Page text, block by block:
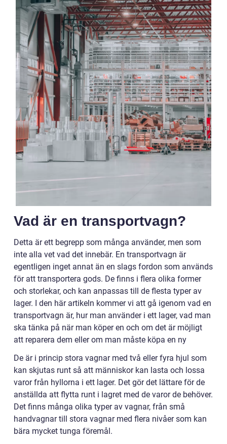
Vad är en transportvagn?
Detta är ett begrepp som många använder, men som
inte alla vet vad det innebär. En transportvagn är
egentligen inget annat än en slags fordon som används
för att transportera gods. De finns i flera olika former
och storlekar, och kan anpassas till de flesta typer av
lager. I den här artikeln kommer vi att gå igenom vad en
transportvagn är, hur man använder i ett lager, vad man
ska tänka på när man köper en och om det är möjligt
att reparera dem eller om man måste köpa en ny
De är i princip stora vagnar med två eller fyra hjul som
kan skjutas runt så att människor kan lasta och lossa
varor från hyllorna i ett lager. Det gör det lättare för de
anställda att flytta runt i lagret med de varor de behöver.
Det finns många olika typer av vagnar, från små
handvagnar till stora vagnar med flera nivåer som kan
bära mycket tunga föremål.